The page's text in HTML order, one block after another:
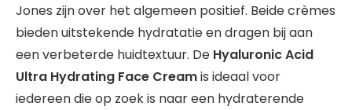
Jones zijn over het algemeen positief. Beide crèmes
bieden uitstekende hydratatie en dragen bij aan
een verbeterde huidtextuur. De Hyaluronic Acid
Ultra Hydrating Face Creamis ideaal voor
iedereen die op zoek is naar een hydraterende